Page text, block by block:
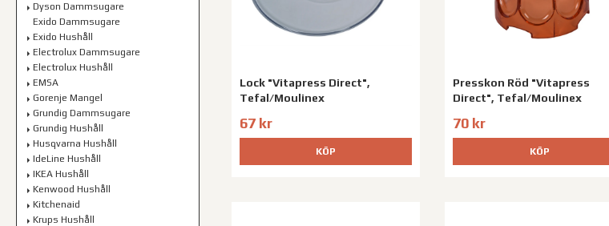
Dyson Dammsugare
Exido Dammsugare
Exido Hushåll
Electrolux Dammsugare
Electrolux Hushåll
EMSA
Gorenje Mangel
Grundig Dammsugare
Grundig Hushåll
Husqvarna Hushåll
IdeLine Hushåll
IKEA Hushåll
Kenwood Hushåll
Kitchenaid
Krups Hushåll
Lock "Vitapress Direct",
Tefal/Moulinex
67 kr
KÖP
Presskon Röd "Vitapress
Direct", Tefal/Moulinex
70 kr
KÖP